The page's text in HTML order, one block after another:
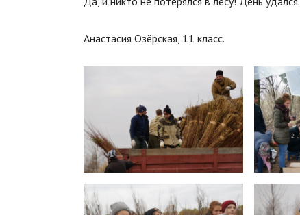
Анастасия Озёрская, 11 класс.